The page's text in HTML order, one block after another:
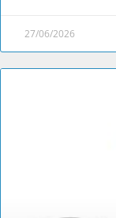
27/06/2026